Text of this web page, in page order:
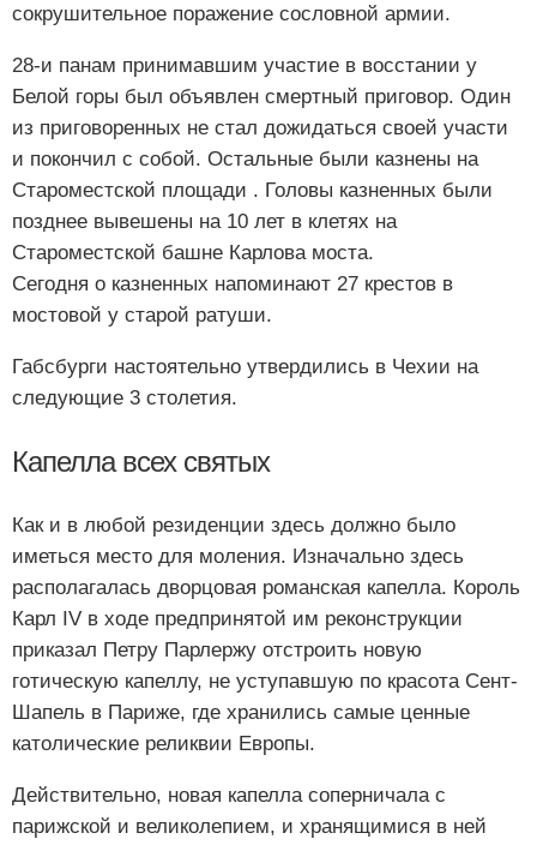
сокрушительное поражение сословной армии.
28-и панам принимавшим участие в восстании у
Белой горы был объявлен смертный приговор. Один
из приговоренных не стал дожидаться своей участи
и покончил с собой. Остальные были казнены на
Староместской площади . Головы казненных были
позднее вывешены на 10 лет в клетях на
Староместской башне Карлова моста.
Сегодня о казненных напоминают 27 крестов в
мостовой у старой ратуши.
Габсбурги настоятельно утвердились в Чехии на
следующие 3 столетия.
Капелла всех святых
Как и в любой резиденции здесь должно было
иметься место для моления. Изначально здесь
располагалась дворцовая романская капелла. Король
Карл IV в ходе предпринятой им реконструкции
приказал Петру Парлержу отстроить новую
готическую капеллу, не уступавшую по красота Сент-
Шапель в Париже, где хранились самые ценные
католические реликвии Европы.
Действительно, новая капелла соперничала с
парижской и великолепием, и хранящимися в ней